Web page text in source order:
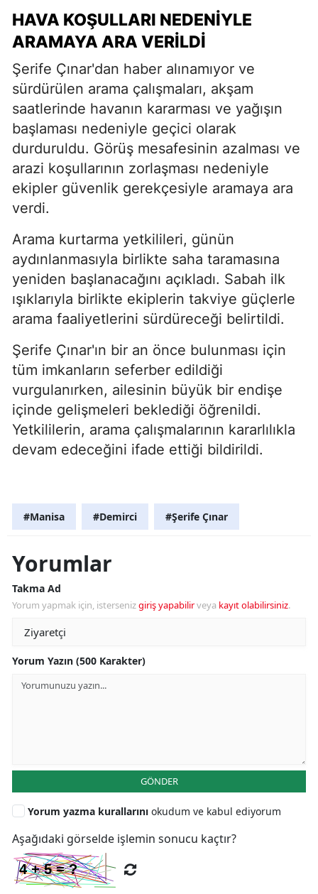
HAVA KOŞULLARI NEDENİYLE
ARAMAYA ARA VERİLDİ
Şerife Çınar'dan haber alınamıyor ve
sürdürülen arama çalışmaları, akşam
saatlerinde havanın kararması ve yağışın
başlaması nedeniyle geçici olarak
durduruldu. Görüş mesafesinin azalması ve
arazi koşullarının zorlaşması nedeniyle
ekipler güvenlik gerekçesiyle aramaya ara
verdi.
Arama kurtarma yetkilileri, günün
aydınlanmasıyla birlikte saha taramasına
yeniden başlanacağını açıkladı. Sabah ilk
ışıklarıyla birlikte ekiplerin takviye güçlerle
arama faaliyetlerini sürdüreceği belirtildi.
Şerife Çınar'ın bir an önce bulunması için
tüm imkanların seferber edildiği
vurgulanırken, ailesinin büyük bir endişe
içinde gelişmeleri beklediği öğrenildi.
Yetkililerin, arama çalışmalarının kararlılıkla
devam edeceğini ifade ettiği bildirildi.
#Manisa #Demirci #Şerife Çınar
Yorumlar
Takma Ad
Yorum yapmak için, istersenizgiriş yapabilirveya kayıt olabilirsiniz.
Yorum Yazın (500 Karakter)
GÖNDER
Yorum yazma kurallarını okudum ve kabul ediyorum
Aşağıdaki görselde işlemin sonucu kaçtır?